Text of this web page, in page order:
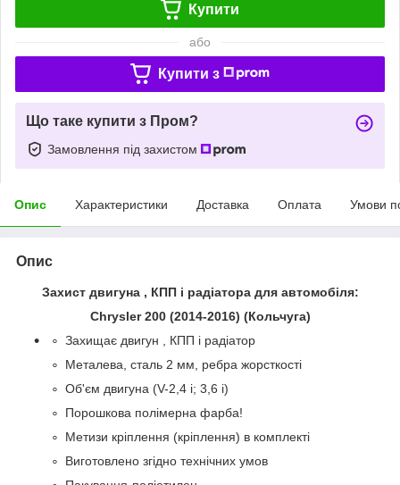
Купити
або
Купити з
Що таке купити з Пром?
Замовлення під захистом
Опис Характеристики Доставка Оплата Умови
Опис
Захист двигуна , КПП і радіатора для автомобіля:
Chrysler 200(2014-2016) (Кольчуга)
Захищає двигун , КПП і радіатор
Металева, сталь 2 мм, ребра жорсткості
Об'єм двигуна (V-2,4 i; 3,6 i)
Порошкова полімерна фарба!
Метизи кріплення (кріплення) в комплекті
Виготовлено згідно технічних умов